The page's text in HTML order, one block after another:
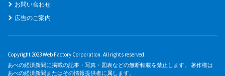
お問い合わせ
広告のご案内
Copyright 2023 Web Factory Corporation. All rights reserved.
あべの経済新聞に掲載の記事・写真・図表などの無断転載を禁止します。 著作権は
あべの経済新聞またはその情報提供者に属します。